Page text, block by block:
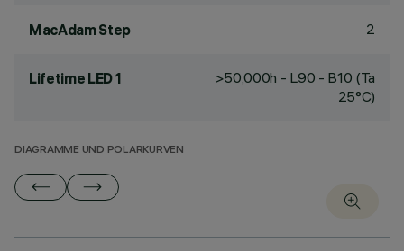
MacAdam Step 2
Lifetime LED 1
>50,000h - L90 - B10 (Ta
25°C)
DIAGRAMME UND POLARKURVEN